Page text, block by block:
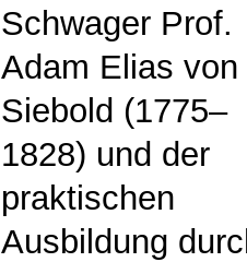
Schwager Prof.
Adam Elias von
Siebold (1775–
1828) und der
praktischen
Ausbildung